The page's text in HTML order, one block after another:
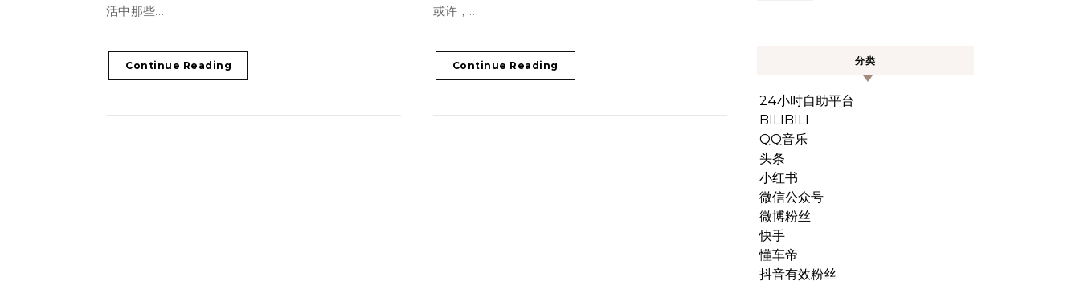
活中那些…
Continue Reading
或许，…
Continue Reading 分类
24小时自助平台
BILIBILI
QQ音乐
头条
小红书
微信公众号
微博粉丝
快手
懂车帝
抖音有效粉丝